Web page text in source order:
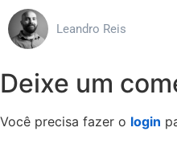
Leandro Reis
Deixe um
Você precisa fazer o login